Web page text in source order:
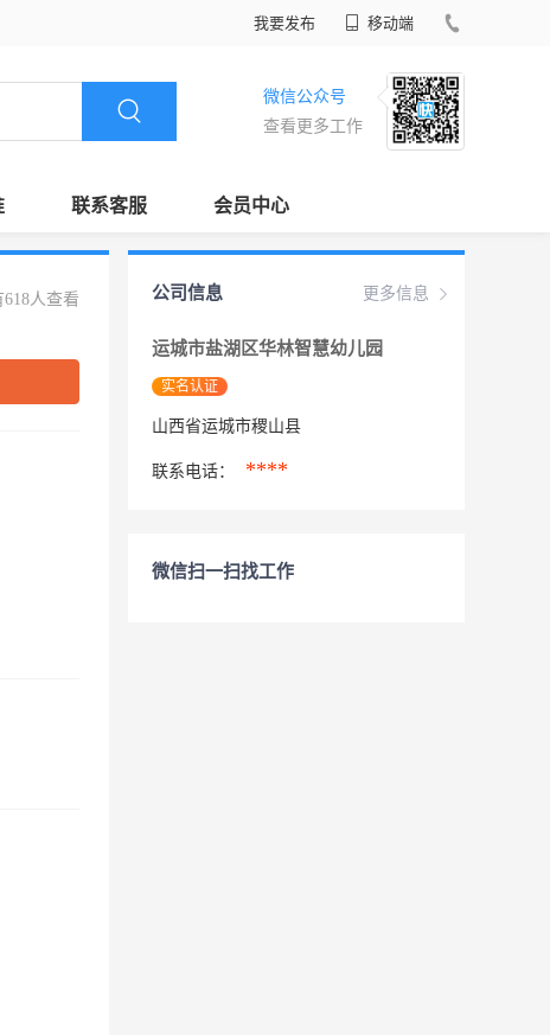
我要发布 移动端
微信公众号
查看更多工作
联系客服 会员中心
618人查看 更多信息
公司信息
运城市盐湖区华林智慧幼儿园
实名认证
山西省运城市稷山县
联系电话： ****
微信扫一扫找工作